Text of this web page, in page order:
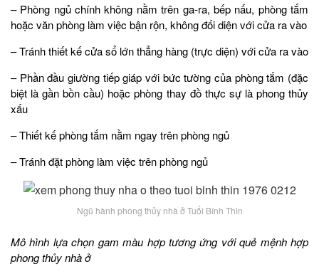
– Phòng ngủ chính không nằm trên ga-ra, bếp nấu, phòng tắm
hoặc văn phòng làm việc bận rộn, không đối diện với cửa ra vào
– Tránh thiết kế cửa sổ lớn thẳng hàng (trực diện) với cửa ra vào
– Phần đầu giường tiếp giáp với bức tường của phòng tắm (đặc
biệt là gần bồn cầu) hoặc phòng thay đồ thực sự là phong thủy
xấu
– Thiết kế phòng tắm nằm ngay trên phòng ngủ
– Tránh đặt phòng làm việc trên phòng ngủ
Ngũ hành phong thủy nhà ở Tuổi Bính Thìn
Mô hình lựa chọn gam màu hợp tương ứng với quẻ mệnh hợp
phong thủy nhà ở